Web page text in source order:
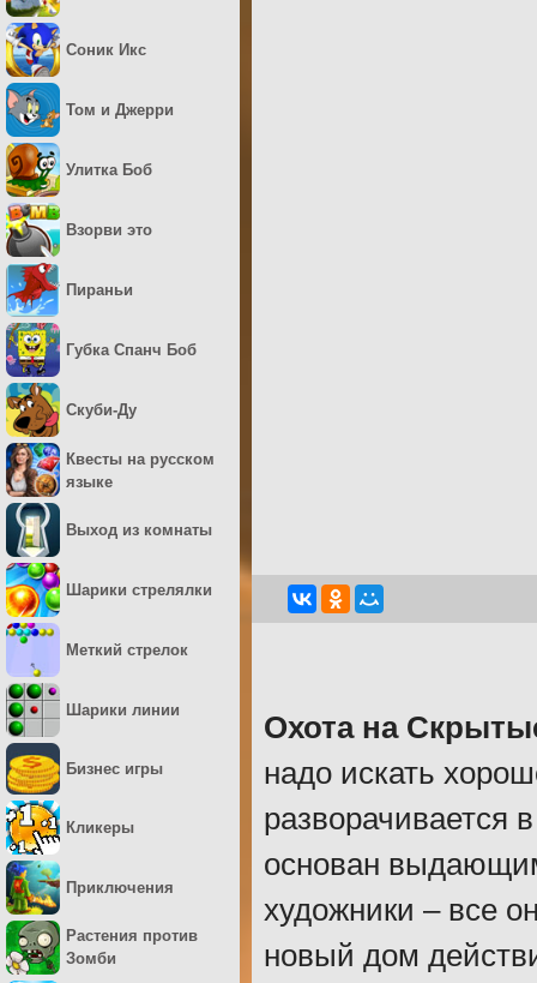
Охота на
надо искать
разворачивается
основан
художники – все
новый дом
Соник Икс
Том и Джерри
Улитка Боб
Взорви это
Пираньи
Губка Спанч Боб
Скуби-Ду
Квесты на русском
языке
Выход из комнаты
Шарики стрелялки
Меткий стрелок
Шарики линии
Бизнес игры
Кликеры
Приключения
Растения против
Зомби